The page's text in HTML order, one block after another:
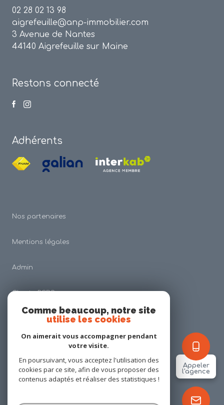
Appeler
l'agence
02 28 02 13 98
aigrefeuille@anp-immobilier.com
3 Avenue de Nantes
44140 Aigrefeuille sur Maine
Restons connecté
Adhérents
Nos partenaires
Mentions légales
Admin
Charte RGDP
Nos honoraires
Cookies
© 2026 | Tous droits réservés
Comme beaucoup, notre site
utilise les cookies
On aimerait vous accompagner pendant
votre visite.
En poursuivant, vous acceptez l'utilisation des
cookies par ce site, afin de vous proposer des
contenus adaptés et réaliser des statistiques !